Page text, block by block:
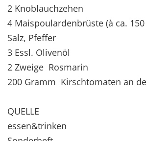
2 Knoblauchzehen
4 Maispoulardenbrüste (à ca. 150
Salz, Pfeffer
3 Essl. Olivenöl
2 Zweige Rosmarin
200 Gramm Kirschtomaten an
QUELLE
essen&trinken